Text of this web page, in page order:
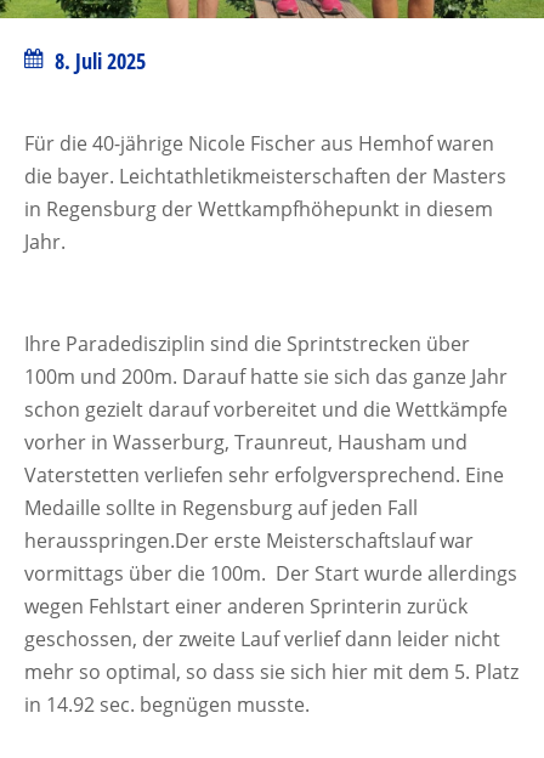
8. Juli 2025
Für die 40-jährige Nicole Fischer aus Hemhof waren
die bayer. Leichtathletikmeisterschaften der Masters
in Regensburg der Wettkampfhöhepunkt in diesem
Jahr.
Ihre Paradedisziplin sind die Sprintstrecken über
100m und 200m. Darauf hatte sie sich das ganze Jahr
schon gezielt darauf vorbereitet und die Wettkämpfe
vorher in Wasserburg, Traunreut, Hausham und
Vaterstetten verliefen sehr erfolgversprechend. Eine
Medaille sollte in Regensburg auf jeden Fall
herausspringen.Der erste Meisterschaftslauf war
vormittags über die 100m. Der Start wurde allerdings
wegen Fehlstart einer anderen Sprinterin zurück
geschossen, der zweite Lauf verlief dann leider nicht
mehr so optimal, so dass sie sich hier mit dem 5. Platz
in 14.92 sec. begnügen musste.